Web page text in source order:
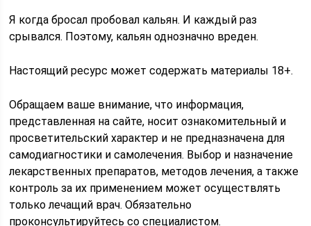
Я когда бросал пробовал кальян. И каждый раз
срывался. Поэтому, кальян однозначно вреден.
Настоящий ресурс может содержать материалы 18+.
Обращаем ваше внимание, что информация,
представленная на сайте, носит ознакомительный и
просветительский характер и не предназначена для
самодиагностики и самолечения. Выбор и назначение
лекарственных препаратов, методов лечения, а также
контроль за их применением может осуществлять
только лечащий врач. Обязательно
проконсультируйтесь со специалистом.